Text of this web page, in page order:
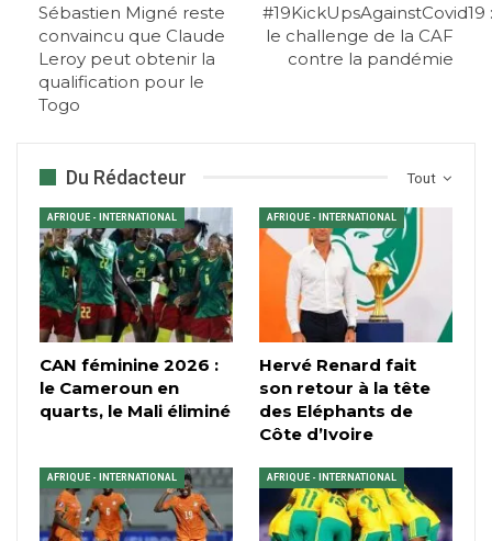
Sébastien Migné reste
convaincu que Claude
Leroy peut obtenir la
qualification pour le
Togo
#19KickUpsAgainstCovid19 :
le challenge de la CAF
contre la pandémie
Tout
Du Rédacteur
AFRIQUE - INTERNATIONAL
CAN féminine 2026 :
le Cameroun en
quarts, le Mali éliminé
AFRIQUE - INTERNATIONAL
Hervé Renard fait
son retour à la tête
des Eléphants de
Côte d’Ivoire
AFRIQUE - INTERNATIONAL AFRIQUE - INTERNATIONAL